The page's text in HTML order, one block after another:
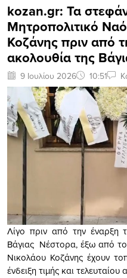
kozan.gr: Τα
Μητροπολιτικό
Κοζάνης πριν από
ακολουθία της
9 Ιουλίου 2026 10:51
Λίγο πριν από την έναρξη
Βάγιας Νέστορα, έξω από
Νικολάου Κοζάνης έχουν
ένδειξη τιμής και τελευταίου